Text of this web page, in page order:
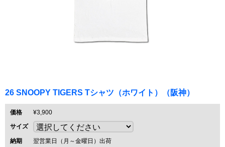
26 SNOOPY TIGERS Tシャツ（ホワイト）（阪神）
価格
¥3,900
サイズ
納期
翌営業日（月～金曜日）出荷